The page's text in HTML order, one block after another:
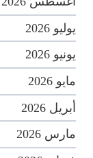
يوليو 2026
يونيو 2026
مايو 2026
أبريل 2026
مارس 2026